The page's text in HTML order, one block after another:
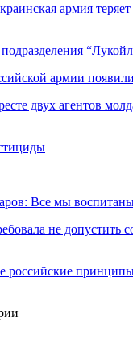
армия
подразделения
армии
двух агентов
Все мы
не допустить
российские